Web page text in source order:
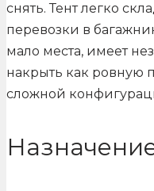
снять. Тент легко
перевозки в
мало места, имеет
накрыть как ровную
сложной